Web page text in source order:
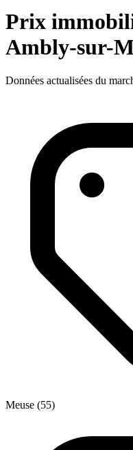
Prix
Ambly-sur-
Données actualisées du
Meuse (55)